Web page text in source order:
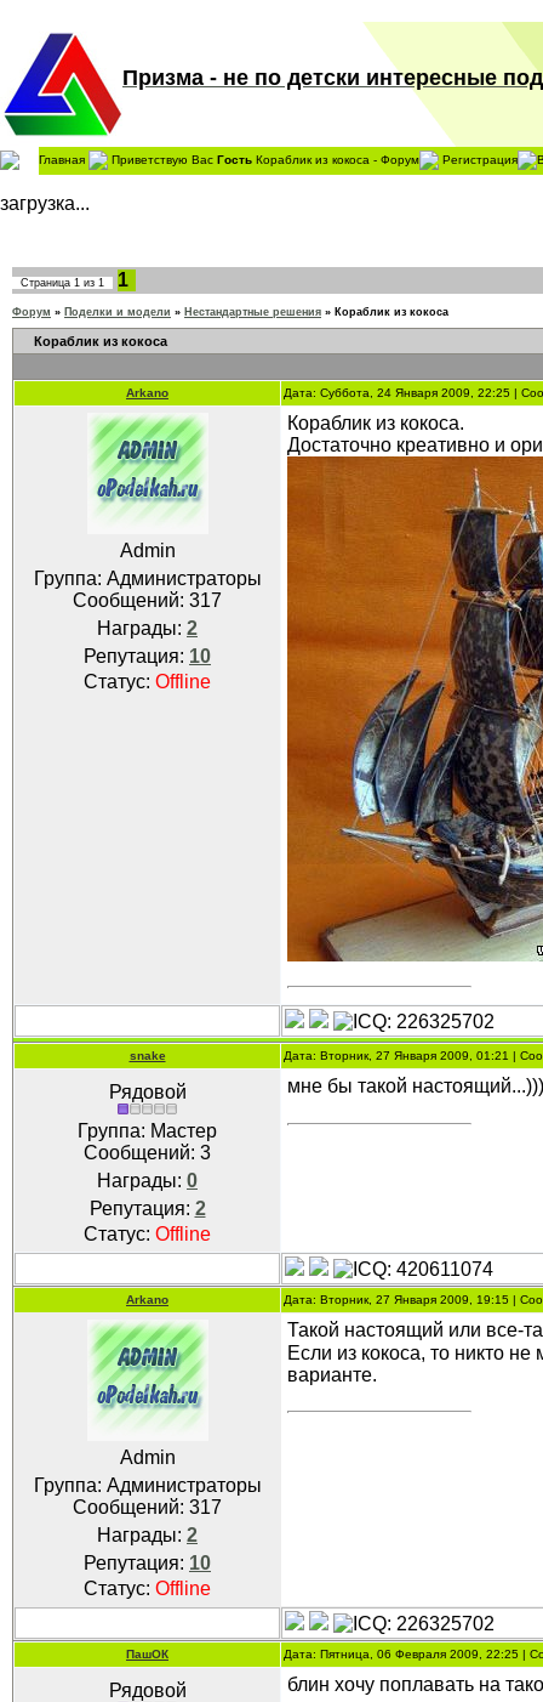
Призма - не по детски интересные
Главная Приветствую Вас Гость Кораблик из кокоса - Форум Регистрация
загрузка...
Страница 1 из 1 1
Форум » Поделки и модели » Нестандартные решения » Кораблик из кокоса
Кораблик из кокоса
Arkano Дата: Суббота, 24 Января 2009, 22:25 |
Admin
Группа: Администраторы
Сообщений: 317
Награды: 2
Репутация: 10
Статус: Offline
Кораблик из кокоса.
Достаточно креативно и
snake Дата: Вторник, 27 Января 2009, 01:21 |
Рядовой
Группа: Мастер
Сообщений: 3
Награды: 0
Репутация: 2
Статус: Offline
мне бы такой
Arkano Дата: Вторник, 27 Января 2009, 19:15 |
Admin
Группа: Администраторы
Сообщений: 317
Награды: 2
Репутация: 10
Статус: Offline
Такой настоящий или все-
Если из кокоса, то никто
варианте.
ПашОК Дата: Пятница, 06 Февраля 2009, 22:25 |
Рядовой
блин хочу поплавать на